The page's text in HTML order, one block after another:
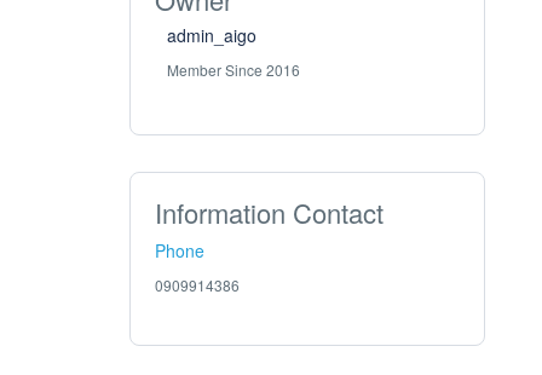
admin_aigo
Member Since 2016
Information Contact
Phone
0909914386